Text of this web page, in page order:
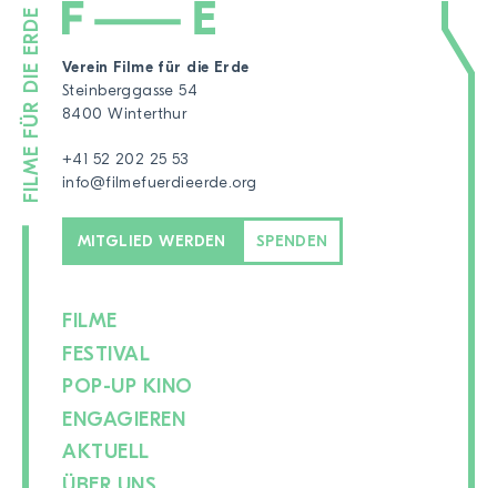
Verein Filme für die Erde
Steinberggasse 54
8400 Winterthur
+41 52 202 25 53
info@filmefuerdieerde.org
MITGLIED WERDEN SPENDEN
FILME
FESTIVAL
POP-UP KINO
ENGAGIEREN
AKTUELL